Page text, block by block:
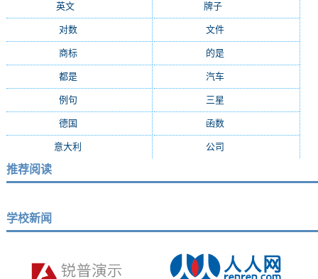
英文 牌子(1099)
对数(922) 文件
商标(768) 的是
都是(666) 汽车
例句 三星
德国 函数
意大利 公司
推荐阅读
学校新闻